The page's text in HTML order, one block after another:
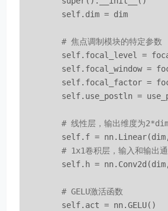
        self.dim = dim
# 焦点调制模块的特定参数
self.focal_level =
self.focal_window =
self.focal_factor =
self.use_postln =
# 线性层，输出维度为
self.f =
# 1x1卷积层，输入和输出
self.h =
# GELU激活函数
        self.act = nn.GELU()